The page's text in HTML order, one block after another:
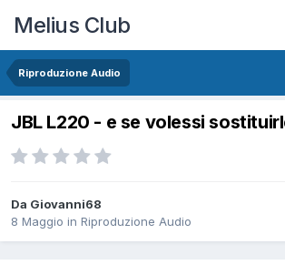
Melius Club
Riproduzione Audio
JBL L220 - e se volessi
Da Giovanni68
8 Maggio in Riproduzione Audio